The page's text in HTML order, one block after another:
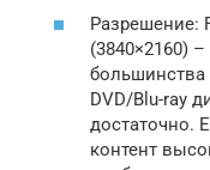
Разрешение:
(3840×2160)
большинства
DVD/Blu-ray
достаточно.
контент